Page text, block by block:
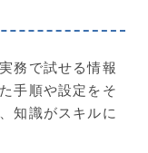
務で試せる情報
手順や設定をそ
知識がスキルに